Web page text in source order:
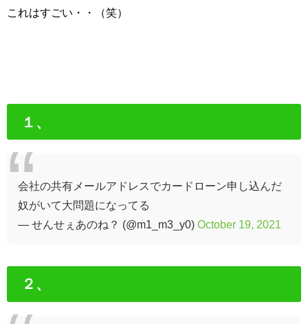
これはすごい・・（笑）
１、
会社の共有メールアドレスでカードローン申し込んだ
奴がいて大問題になってる
— せんせぇあのね？ (@m1_m3_y0) October 19, 2021
２、